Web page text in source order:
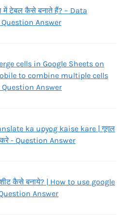
में टेबल कैसे बनाते हैं? – Data
Answer
cells in Google Sheets on
to combine multiple cells
Answer
ka upyog kaise kare | गूगल
- Question Answer
कैसे बनाये? | How to use google
Answer